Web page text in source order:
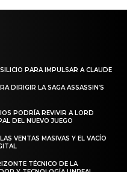
PARA IMPULSAR A CLAUDE
DIRIGIR LA SAGA ASSASSIN’S
PODRÍA REVIVIR A LORD
DEL NUEVO JUEGO
VENTAS MASIVAS Y EL VACÍO
TÉCNICO DE LA